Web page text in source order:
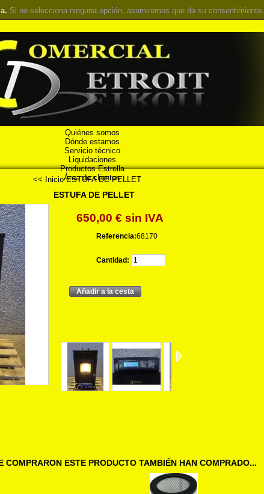
Si no selecciona ninguna opción, asumiremos que da su consentimiento.
Quiénes somos
Dónde estamos
Servicio técnico
Liquidaciones
Productos Estrella
Área de clientes
<< Inicio ESTUFA DE PELLET
ESTUFA DE PELLET
650,00 € sin IVA
Referencia:68170
Cantidad:
COMPRARON ESTE PRODUCTO TAMBIÉN HAN COMPRADO...